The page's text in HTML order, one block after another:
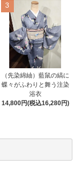
3
（先染綿紬）藍鼠の縞に
蝶々がふわりと舞う注染
浴衣
14,800円(税込16,280円)